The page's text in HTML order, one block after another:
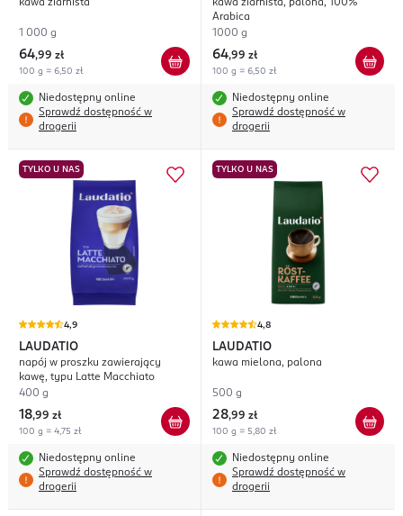
kawa ziarnista
1 000 g
64,99 zł
100 g = 6,50 zł
Niedostępny online
Sprawdź dostępność w
drogerii
kawa ziarnista, palona, 100%
Arabica
1000 g
64,99 zł
100 g = 6,50 zł
Niedostępny online
Sprawdź dostępność w
drogerii
TYLKO U NAS
4,9
LAUDATIO
napój w proszku zawierający
kawę, typu Latte Macchiato
400 g
18,99 zł
100 g = 4,75 zł
Niedostępny online
Sprawdź dostępność w
drogerii
TYLKO U NAS
4,8
LAUDATIO
kawa mielona, palona
500 g
28,99 zł
100 g = 5,80 zł
Niedostępny online
Sprawdź dostępność w
drogerii